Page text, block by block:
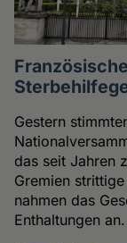
Gestern
das seit Jahren
Gremien
nahmen das
Enthaltungen an.